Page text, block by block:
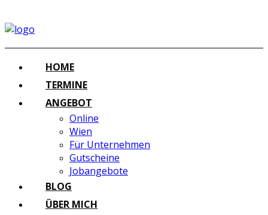
HOME
TERMINE
ANGEBOT
Online
Wien
Für Unternehmen
Gutscheine
Jobangebote
BLOG
ÜBER MICH